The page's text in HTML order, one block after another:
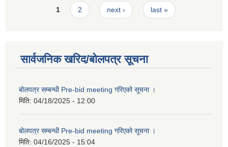
Pages1 2 next › last »
सार्वजनिक खरिद/बोलपत्र सूचना
बोलपत्र सम्बन्धी Pre-bid meeting गरिएको सूचना ।
मिति: 04/18/2025 - 12:00
बोलपत्र सम्बन्धी Pre-bid meeting गरिएको सूचना ।
मिति: 04/16/2025 - 15:04